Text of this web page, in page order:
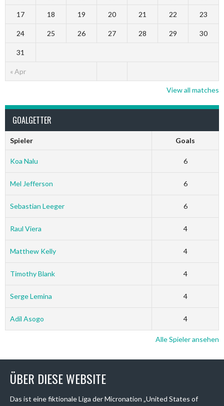
« Apr
17 18 19 20 21 22 23
24 25 26 27 28 29 30
31
View all matches
GOALGETTER
Spieler Goals
Koa Nalu 6
Mel Jefferson 6
Sebastian Leeger 6
Raul Viera 4
Matthew Kelly 4
Timothy Blank 4
Serge Lemina 4
Adil Asogo 4
Alle Spieler ansehen
ÜBER DIESE WEBSITE
Das ist eine fiktionale Liga der Micronation „United States of